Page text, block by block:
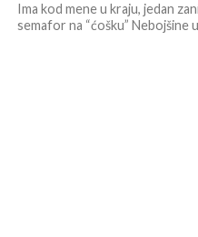
Ima kod mene u kraju, jedan
semafor na “ćošku” Nebojšine